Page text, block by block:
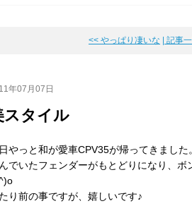
<< やっぱり凄いな | 記事一
年07月07日
スタイル
やっと和が愛車CPV35が帰ってきました。
でいたフェンダーがもとどりになり、
り前の事ですが、嬉しいです♪